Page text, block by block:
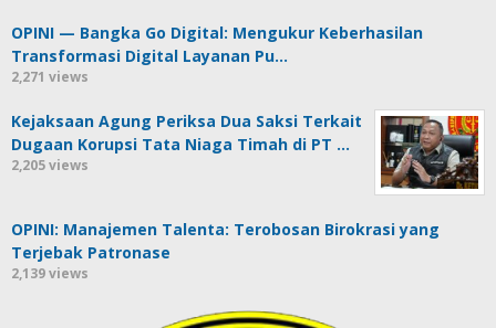
OPINI — Bangka Go Digital: Mengukur Keberhasilan
Transformasi Digital Layanan Pu…
2,271 views
Kejaksaan Agung Periksa Dua Saksi Terkait
Dugaan Korupsi Tata Niaga Timah di PT …
2,205 views
OPINI: Manajemen Talenta: Terobosan Birokrasi yang
Terjebak Patronase
2,139 views